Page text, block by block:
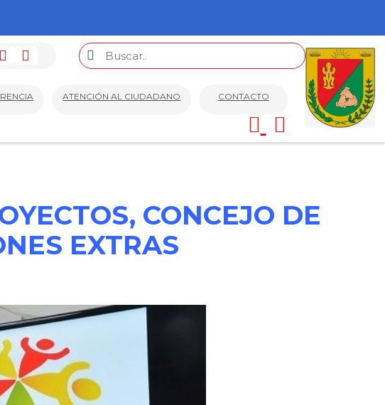
ATENCIÓN AL CIUDADANO CONTACTO
CONCEJO DE
EXTRAS